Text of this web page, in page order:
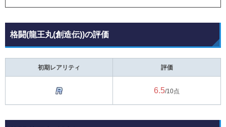
格闘(龍王丸(創造伝))の評価
初期レアリティ 評価
6.5/10点